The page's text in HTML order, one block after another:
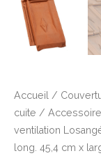
Accueil /
cuite /
ventilation
long. 45,4 cm x